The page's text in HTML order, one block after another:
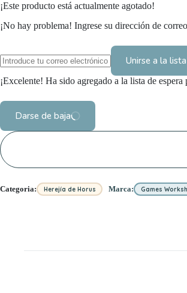
¡Este producto está actualmente agotado!
¡No hay problema! Ingrese su dirección de
Unirse a la
¡Excelente! Ha sido agregado a la lista de
Darse de baja
Categoria: Herejía de Horus Marca: Games